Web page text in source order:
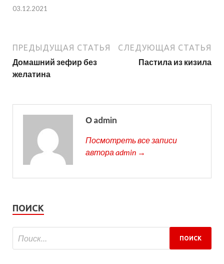
03.12.2021
ПРЕДЫДУЩАЯ СТАТЬЯ
Домашний зефир без
желатина
СЛЕДУЮЩАЯ СТАТЬЯ
Пастила из кизила
О admin
Посмотреть все записи
автора admin →
ПОИСК